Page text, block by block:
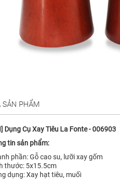
SẢN PHẨM
Dụng Cụ Xay Tiêu La Fonte - 006903
tin sản phẩm:
phần: Gỗ cao su, lưỡi xay gốm
thước: 5x15.5cm
dụng: Xay hạt tiêu, muối